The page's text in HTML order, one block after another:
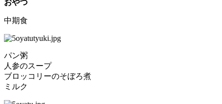
おやつ
中期食
パン粥
人参のスープ
ブロッコリーのそぼろ煮
ミルク